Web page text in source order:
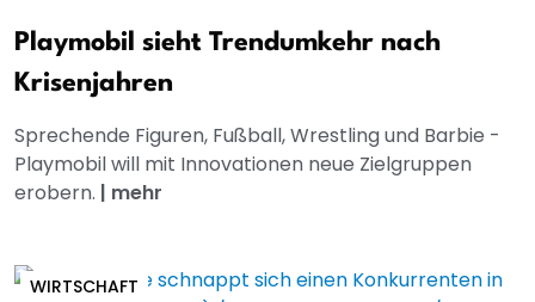
Playmobil sieht Trendumkehr nach
Krisenjahren
Sprechende Figuren, Fußball, Wrestling und Barbie -
Playmobil will mit Innovationen neue Zielgruppen
erobern. | mehr
WIRTSCHAFT